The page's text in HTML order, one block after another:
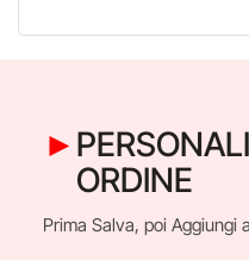
ORDINE
Prima Salva, poi Aggiungi